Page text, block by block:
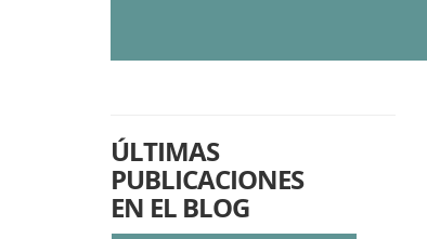
ÚLTIMAS
PUBLICACIONES
EN EL BLOG